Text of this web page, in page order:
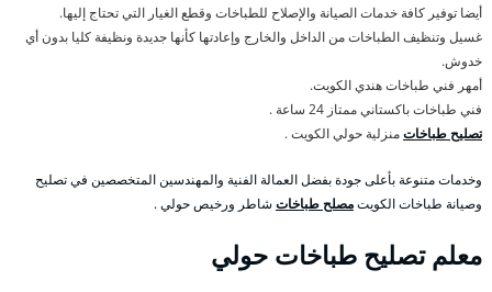
أيضا توفير كافة خدمات الصيانة والإصلاح للطباخات وقطع الغيار التي تحتاج إليها.
غسيل وتنظيف الطباخات من الداخل والخارج وإعادتها كأنها جديدة ونظيفة كليا بدون أي
خدوش.
أمهر فني طباخات هندي الكويت.
فني طباخات باكستاني ممتاز 24 ساعة .
تصليح طباخاتمنزلية حولي الكويت .
وخدمات متنوعة بأعلى جودة بفضل العمالة الفنية والمهندسين المتخصصين في تصليح
وصيانة طباخات الكويتمصلح طباخات شاطر ورخيص حولي .
معلم تصليح طباخات حولي